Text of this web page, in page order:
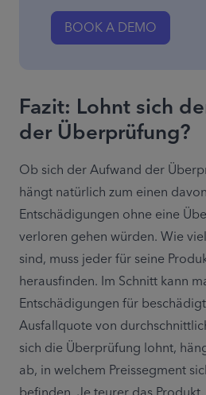
BOOK A DEMO
Fazit: Lohnt sich
der Überprüfung?
Ob sich der Aufwand der
hängt natürlich zum einen
Entschädigungen ohne eine
verloren gehen würden. Wie
sind, muss jeder für seine
herausfinden. Im Schnitt kann
Entschädigungen für
Ausfallquote von
sich die Überprüfung lohnt,
ab, in welchem Preissegment